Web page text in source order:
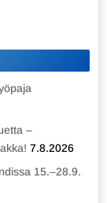
–
7.8.2026
15.–28.9.